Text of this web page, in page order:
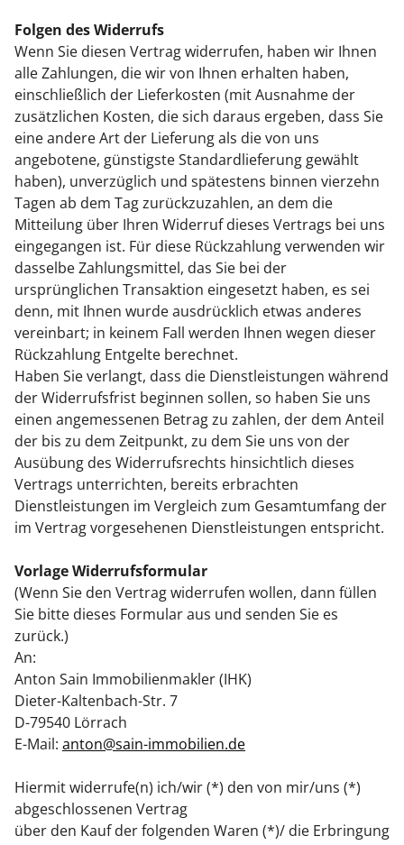
Folgen des Widerrufs
Wenn Sie diesen Vertrag widerrufen, haben wir Ihnen
alle Zahlungen, die wir von Ihnen erhalten haben,
einschließlich der Lieferkosten (mit Ausnahme der
zusätzlichen Kosten, die sich daraus ergeben, dass Sie
eine andere Art der Lieferung als die von uns
angebotene, günstigste Standardlieferung gewählt
haben), unverzüglich und spätestens binnen vierzehn
Tagen ab dem Tag zurückzuzahlen, an dem die
Mitteilung über Ihren Widerruf dieses Vertrags bei uns
eingegangen ist. Für diese Rückzahlung verwenden wir
dasselbe Zahlungsmittel, das Sie bei der
ursprünglichen Transaktion eingesetzt haben, es sei
denn, mit Ihnen wurde ausdrücklich etwas anderes
vereinbart; in keinem Fall werden Ihnen wegen dieser
Rückzahlung Entgelte berechnet.
Haben Sie verlangt, dass die Dienstleistungen während
der Widerrufsfrist beginnen sollen, so haben Sie uns
einen angemessenen Betrag zu zahlen, der dem Anteil
der bis zu dem Zeitpunkt, zu dem Sie uns von der
Ausübung des Widerrufsrechts hinsichtlich dieses
Vertrags unterrichten, bereits erbrachten
Dienstleistungen im Vergleich zum Gesamtumfang der
im Vertrag vorgesehenen Dienstleistungen entspricht.
Vorlage Widerrufsformular
(Wenn Sie den Vertrag widerrufen wollen, dann füllen
Sie bitte dieses Formular aus und senden Sie es
zurück.)
An:
Anton Sain Immobilienmakler (IHK)
Dieter-Kaltenbach-Str. 7
D-79540 Lörrach
E-Mail: anton@sain-immobilien.de
Hiermit widerrufe(n) ich/wir (*) den von mir/uns (*)
abgeschlossenen Vertrag
über den Kauf der folgenden Waren (*)/ die Erbringung